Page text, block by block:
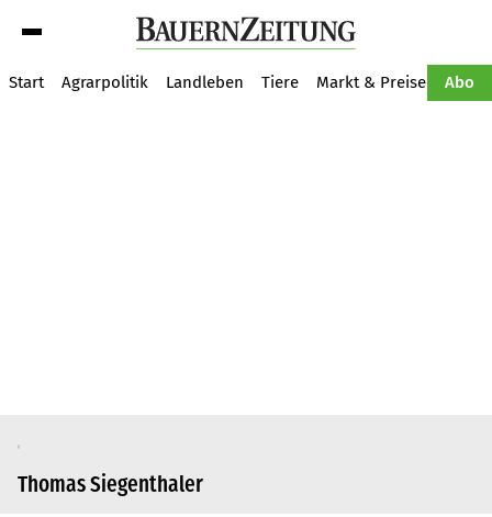
Start Agrarpolitik Landleben Tiere Markt & Preise Abo
Thomas Siegenthaler